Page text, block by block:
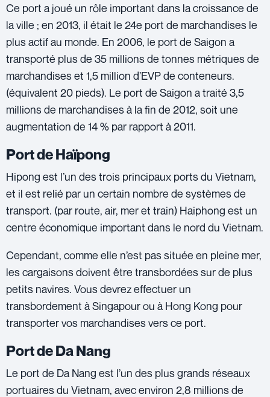
Ce port a joué un rôle important dans la croissance de
la ville ; en 2013, il était le 24e port de marchandises le
plus actif au monde. En 2006, le port de Saigon a
transporté plus de 35 millions de tonnes métriques de
marchandises et 1,5 million d’EVP de conteneurs.
(équivalent 20 pieds). Le port de Saigon a traité 3,5
millions de marchandises à la fin de 2012, soit une
augmentation de 14 % par rapport à 2011.
Port de Haïpong
Hipong est l’un des trois principaux ports du Vietnam,
et il est relié par un certain nombre de systèmes de
transport. (par route, air, mer et train) Haiphong est un
centre économique important dans le nord du Vietnam.
Cependant, comme elle n’est pas située en pleine mer,
les cargaisons doivent être transbordées sur de plus
petits navires. Vous devrez effectuer un
transbordement à Singapour ou à Hong Kong pour
transporter vos marchandises vers ce port.
Port de Da Nang
Le port de Da Nang est l’un des plus grands réseaux
portuaires du Vietnam, avec environ 2,8 millions de